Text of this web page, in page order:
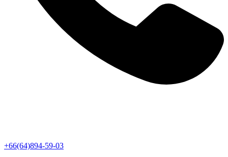
+66(64)894-59-03